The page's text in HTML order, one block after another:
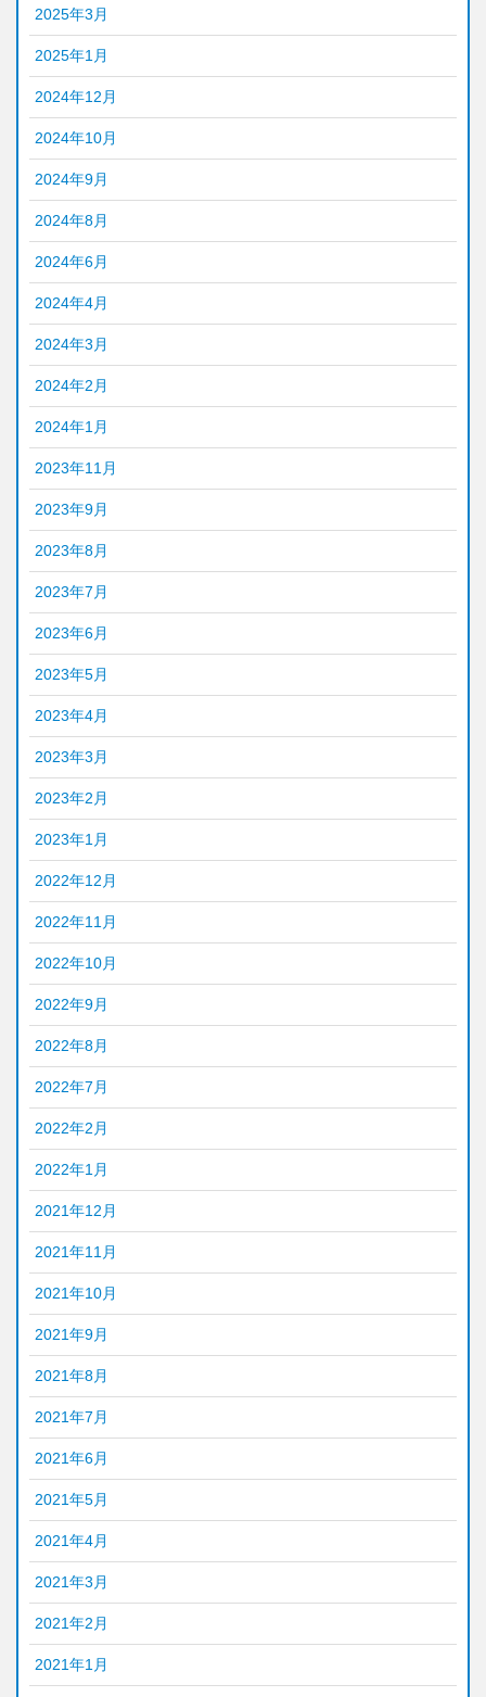
2025年3月
2025年1月
2024年12月
2024年10月
2024年9月
2024年8月
2024年6月
2024年4月
2024年3月
2024年2月
2024年1月
2023年11月
2023年9月
2023年8月
2023年7月
2023年6月
2023年5月
2023年4月
2023年3月
2023年2月
2023年1月
2022年12月
2022年11月
2022年10月
2022年9月
2022年8月
2022年7月
2022年2月
2022年1月
2021年12月
2021年11月
2021年10月
2021年9月
2021年8月
2021年7月
2021年6月
2021年5月
2021年4月
2021年3月
2021年2月
2021年1月